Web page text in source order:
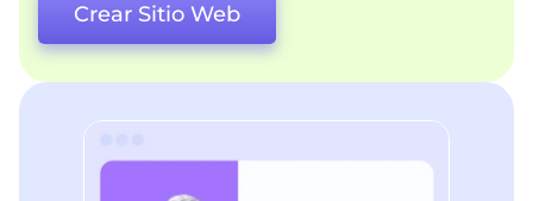
Crear Sitio Web